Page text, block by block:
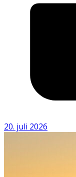
20. juli 2026